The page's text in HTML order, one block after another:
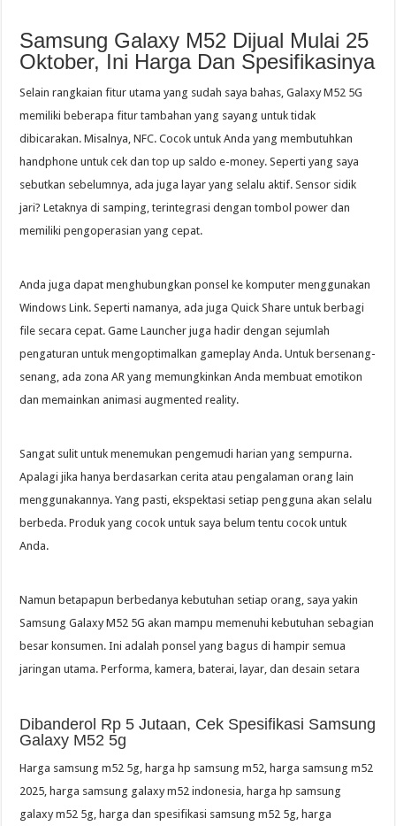
Samsung Galaxy M52 Dijual Mulai 25
Oktober, Ini Harga Dan Spesifikasinya
Selain rangkaian fitur utama yang sudah saya bahas, Galaxy M52 5G
memiliki beberapa fitur tambahan yang sayang untuk tidak
dibicarakan. Misalnya, NFC. Cocok untuk Anda yang membutuhkan
handphone untuk cek dan top up saldo e-money. Seperti yang saya
sebutkan sebelumnya, ada juga layar yang selalu aktif. Sensor sidik
jari? Letaknya di samping, terintegrasi dengan tombol power dan
memiliki pengoperasian yang cepat.
Anda juga dapat menghubungkan ponsel ke komputer menggunakan
Windows Link. Seperti namanya, ada juga Quick Share untuk berbagi
file secara cepat. Game Launcher juga hadir dengan sejumlah
pengaturan untuk mengoptimalkan gameplay Anda. Untuk bersenang-
senang, ada zona AR yang memungkinkan Anda membuat emotikon
dan memainkan animasi augmented reality.
Sangat sulit untuk menemukan pengemudi harian yang sempurna.
Apalagi jika hanya berdasarkan cerita atau pengalaman orang lain
menggunakannya. Yang pasti, ekspektasi setiap pengguna akan selalu
berbeda. Produk yang cocok untuk saya belum tentu cocok untuk
Anda.
Namun betapapun berbedanya kebutuhan setiap orang, saya yakin
Samsung Galaxy M52 5G akan mampu memenuhi kebutuhan sebagian
besar konsumen. Ini adalah ponsel yang bagus di hampir semua
jaringan utama. Performa, kamera, baterai, layar, dan desain setara
Dibanderol Rp 5 Jutaan, Cek Spesifikasi Samsung
Galaxy M52 5g
Harga samsung m52 5g, harga hp samsung m52, harga samsung m52
2025, harga samsung galaxy m52 indonesia, harga hp samsung
galaxy m52 5g, harga dan spesifikasi samsung m52 5g, harga